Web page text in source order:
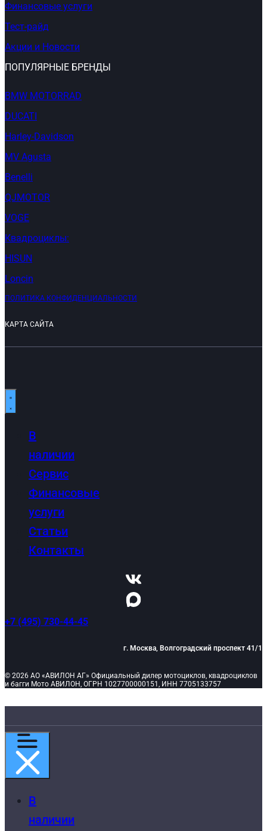
Финансовые услуги
Тест-райд
Акции и Новости
ПОПУЛЯРНЫЕ БРЕНДЫ
BMW MOTORRAD
DUCATI
Harley-Davidson
MV Agusta
Benelli
QJMOTOR
VOGE
Квадроциклы:
HISUN
Loncin
ПОЛИТИКА КОНФИДЕНЦИАЛЬНОСТИ
КАРТА САЙТА
В
наличии
Сервис
Финансовые
услуги
Статьи
Контакты
+7 (495) 730-44-45
г. Москва, Волгоградский проспект 41/1
© 2026 АО «АВИЛОН АГ» Официальный дилер мотоциклов, квадроциклов
и багги Мото АВИЛОН, ОГРН 1027700000151, ИНН 7705133757
В
наличии